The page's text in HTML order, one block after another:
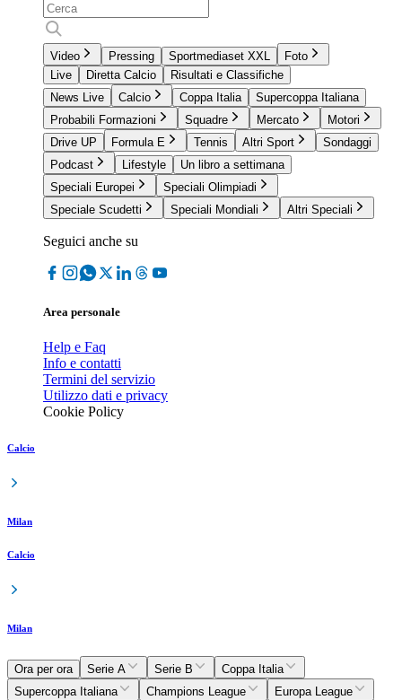
Video Pressing Sportmediaset XXL
Foto
Live
Diretta Calcio
Risultati e Classifiche
News Live
Calcio Coppa Italia
Supercoppa Italiana
Probabili Formazioni
Squadre Mercato
Motori
Drive UP
Formula E Tennis Altri Sport
Sondaggi
Podcast
Lifestyle
Un libro a settimana
Speciali Europei
Speciali Olimpiadi
Speciale Scudetti
Speciali Mondiali Altri Speciali
Seguici anche su
Area personale
Help e Faq
Info e contatti
Termini del servizio
Utilizzo dati e privacy
Cookie Policy
Calcio
Milan
Calcio
Milan
Ora per ora Serie A Serie B
Coppa Italia
Supercoppa Italiana
Champions League
Europa League